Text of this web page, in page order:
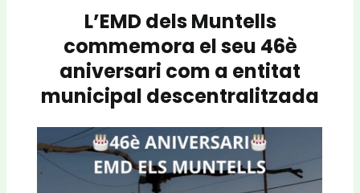
L’EMD dels Muntells
commemora el seu 46è
aniversari com a entitat
municipal descentralitzada